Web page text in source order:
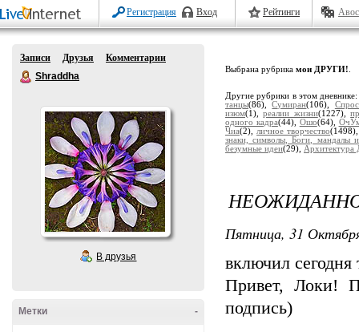
Регистрация Вход Рейтинги
Записи Друзья
Комментарии
Shraddha
В друзья
-
Метки
Выбрана рубрика мои ДРУГИ!
Другие рубрики в этом
танцы(86),Сумиран(106),
изюм(1),реалии жизни(1227),
одного кадра(44), Ошо(64),
Чиа(2), личное творчество
знаки, символы, Боги, мандалы
безумные идеи(29), Архитектура
Пятница, 31
включил
Привет, Локи!
подпись)